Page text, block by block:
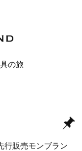
の旅
行販売モンブラン